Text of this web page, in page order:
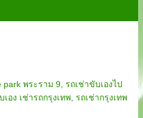
park พระราม 9 รถเช่าขับเองไป
เอง เช่ารถกรุงเทพ รถเช่ากรุงเทพ